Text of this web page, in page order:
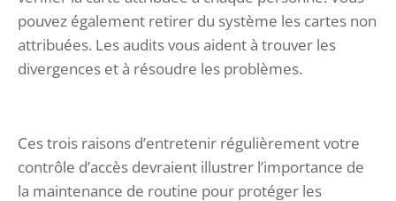
pouvez également retirer du système les cartes non
attribuées. Les audits vous aident à trouver les
divergences et à résoudre les problèmes.
Ces trois raisons d’entretenir régulièrement votre
contrôle d’accès devraient illustrer l’importance de
la maintenance de routine pour protéger les